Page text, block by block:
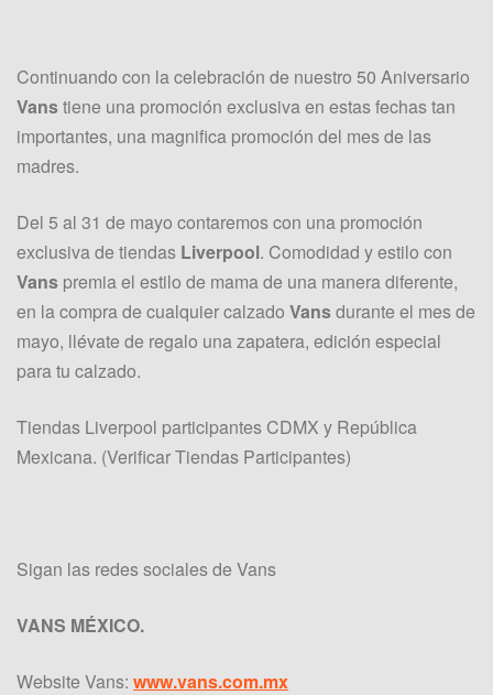
Continuando con la celebración de nuestro 50 Aniversario
Vanstiene una promoción exclusiva en estas fechas tan
importantes, una magnifica promoción del mes de las
madres.
Del 5 al 31 de mayo contaremos con una promoción
exclusiva de tiendas Liverpool. Comodidad y estilo con
Vans premia el estilo de mama de una manera diferente,
en la compra de cualquier calzado Vansdurante el mes de
mayo, llévate de regalo una zapatera, edición especial
para tu calzado.
Tiendas Liverpool participantes CDMX y República
Mexicana. (Verificar Tiendas Participantes)
Sigan las redes sociales de Vans
VANS MÉXICO.
Website Vans: www.vans.com.mx